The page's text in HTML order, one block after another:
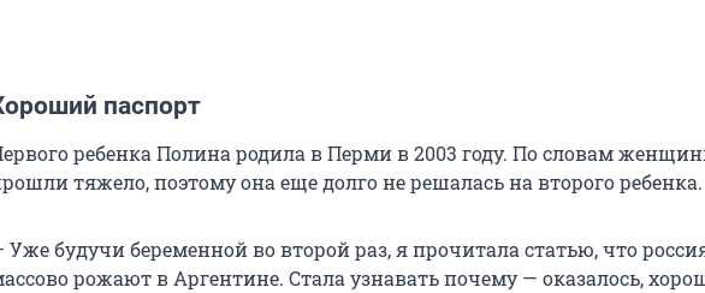
паспорт
ребенка Полина родила в Перми в 2003 году. По словам
тяжело, поэтому она еще долго не решалась на второго ребенка.
Уже будучи беременной во второй раз, я прочитала статью, что
рожают в Аргентине. Стала узнавать почему — оказалось,